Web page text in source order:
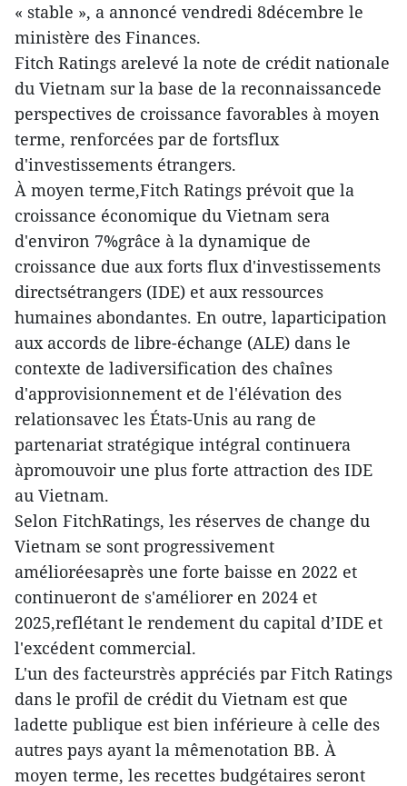
« stable », a annoncé vendredi 8décembre le
ministère des Finances.
Fitch Ratings arelevé la note de crédit nationale
du Vietnam sur la base de la reconnaissancede
perspectives de croissance favorables à moyen
terme, renforcées par de fortsflux
d'investissements étrangers.
À moyen terme,Fitch Ratings prévoit que la
croissance économique du Vietnam sera
d'environ 7%grâce à la dynamique de
croissance due aux forts flux d'investissements
directsétrangers (IDE) et aux ressources
humaines abondantes. En outre, laparticipation
aux accords de libre-échange (ALE) dans le
contexte de ladiversification des chaînes
d'approvisionnement et de l'élévation des
relationsavec les États-Unis au rang de
partenariat stratégique intégral continuera
àpromouvoir une plus forte attraction des IDE
au Vietnam.
Selon FitchRatings, les réserves de change du
Vietnam se sont progressivement
amélioréesaprès une forte baisse en 2022 et
continueront de s'améliorer en 2024 et
2025,reflétant le rendement du capital d’IDE et
l'excédent commercial.
L'un des facteurstrès appréciés par Fitch Ratings
dans le profil de crédit du Vietnam est que
ladette publique est bien inférieure à celle des
autres pays ayant la mêmenotation BB. À
moyen terme, les recettes budgétaires seront